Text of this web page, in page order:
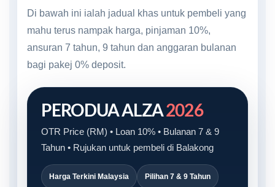
Di bawah ini ialah jadual khas untuk pembeli yang
mahu terus nampak harga, pinjaman 10%,
ansuran 7 tahun, 9 tahun dan anggaran bulanan
bagi pakej 0% deposit.
PERODUA ALZA2026
OTR Price (RM) • Loan 10% • Bulanan 7 & 9
Tahun • Rujukan untuk pembeli di Balakong
Harga Terkini Malaysia Pilihan 7 & 9 Tahun